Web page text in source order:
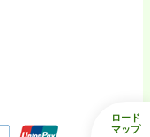
ロード
マップ